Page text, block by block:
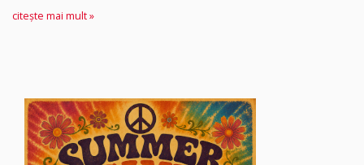
citește mai mult »